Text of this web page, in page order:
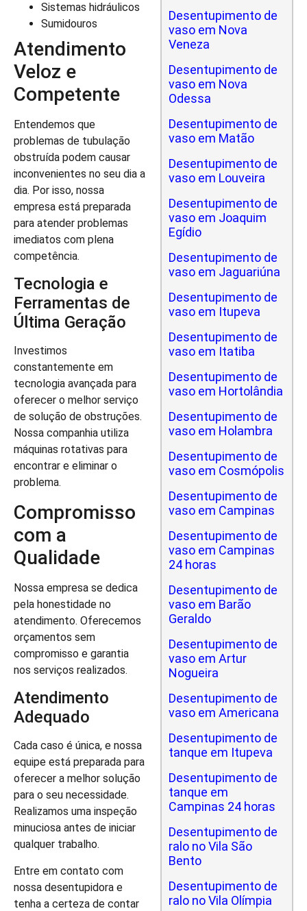
Sistemas hidráulicos
Sumidouros
Atendimento
Veloz e
Competente
Entendemos que
problemas de tubulação
obstruída podem causar
inconvenientes no seu dia a
dia. Por isso, nossa
empresa está preparada
para atender problemas
imediatos com plena
competência.
Tecnologia e
Ferramentas de
Última Geração
Investimos
constantemente em
tecnologia avançada para
oferecer o melhor serviço
de solução de obstruções.
Nossa companhia utiliza
máquinas rotativas para
encontrar e eliminar o
problema.
Compromisso
com a
Qualidade
Nossa empresa se dedica
pela honestidade no
atendimento. Oferecemos
orçamentos sem
compromisso e garantia
nos serviços realizados.
Atendimento
Adequado
Cada caso é única, e nossa
equipe está preparada para
oferecer a melhor solução
para o seu necessidade.
Realizamos uma inspeção
minuciosa antes de iniciar
qualquer trabalho.
Entre em contato com
nossa desentupidora e
tenha a certeza de contar
Desentupimento de
vaso em Nova
Veneza
Desentupimento de
vaso em Nova
Odessa
Desentupimento de
vaso em Matão
Desentupimento de
vaso em Louveira
Desentupimento de
vaso em Joaquim
Egídio
Desentupimento de
vaso em Jaguariúna
Desentupimento de
vaso em Itupeva
Desentupimento de
vaso em Itatiba
Desentupimento de
vaso em Hortolândia
Desentupimento de
vaso em Holambra
Desentupimento de
vaso em Cosmópolis
Desentupimento de
vaso em Campinas
Desentupimento de
vaso em Campinas
24 horas
Desentupimento de
vaso em Barão
Geraldo
Desentupimento de
vaso em Artur
Nogueira
Desentupimento de
vaso em Americana
Desentupimento de
tanque em Itupeva
Desentupimento de
tanque em
Campinas 24 horas
Desentupimento de
ralo no Vila São
Bento
Desentupimento de
ralo no Vila Olímpia